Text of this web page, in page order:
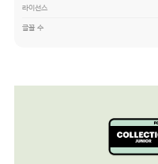
라이선스
글꼴 수